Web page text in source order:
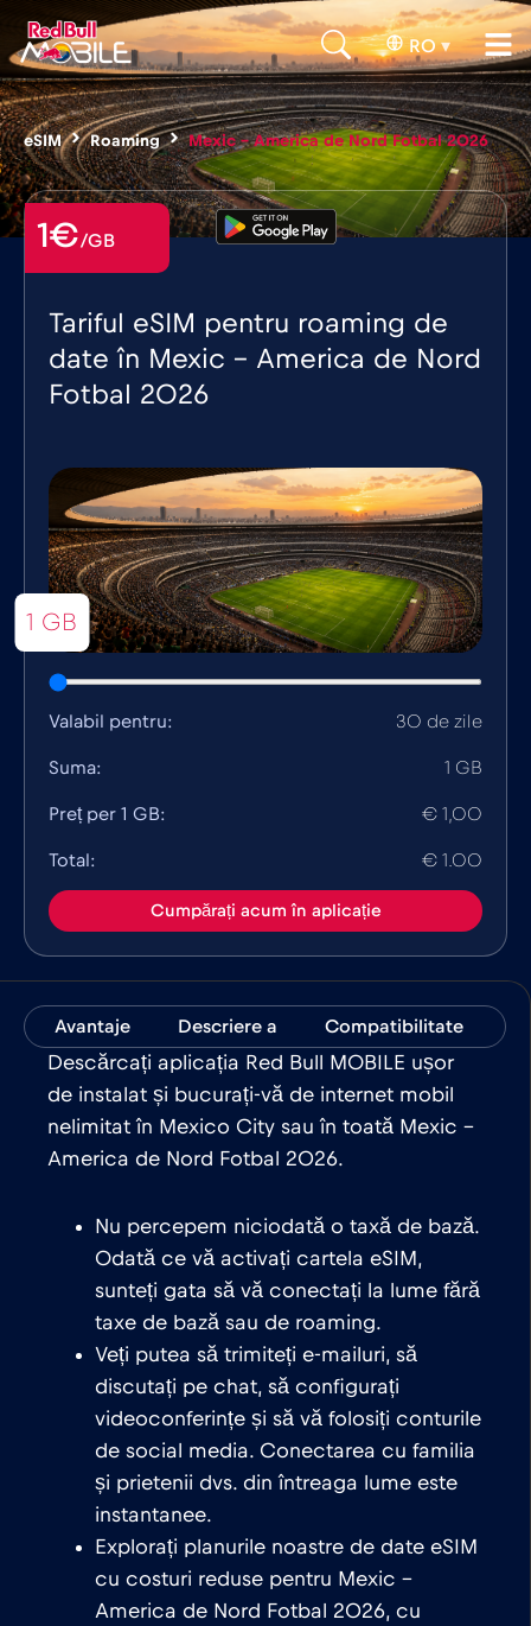
RO ▾
eSIM Roaming Mexic – America de Nord Fotbal 2026
Tariful eSIM pentru roaming de
date în Mexic - America de Nord
Fotbal 2026
1€/GB
1 GB
Valabil pentru: 30 de zile
Suma: 1 GB
Preț per 1 GB: € 1,00
Total: € 1.00
Cumpărați acum în aplicație
Avantaje Descriere a Compatibilitate
Descărcați aplicația Red Bull MOBILE ușor
de instalat și bucurați-vă de internet mobil
nelimitat în Mexico City sau în toată Mexic –
America de Nord Fotbal 2026.
Nu percepem niciodată o taxă de bază.
Odată ce vă activați cartela eSIM,
sunteți gata să vă conectați la lume fără
taxe de bază sau de roaming.
Veți putea să trimiteți e-mailuri, să
discutați pe chat, să configurați
videoconferințe și să vă folosiți conturile
de social media. Conectarea cu familia
și prietenii dvs. din întreaga lume este
instantanee.
Explorați planurile noastre de date eSIM
cu costuri reduse pentru Mexic –
America de Nord Fotbal 2026, cu